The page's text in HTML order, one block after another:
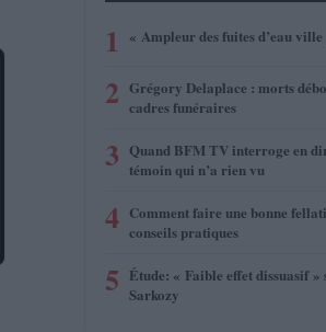
1 « Ampleur des fuites d’eau
2 Grégory Delaplace : morts
cadres funéraires
3 Quand BFM TV interroge en
témoin qui n’a rien vu
4 Comment faire une bonne
conseils pratiques
5 Étude: « Faible effet dissuasif »
Sarkozy